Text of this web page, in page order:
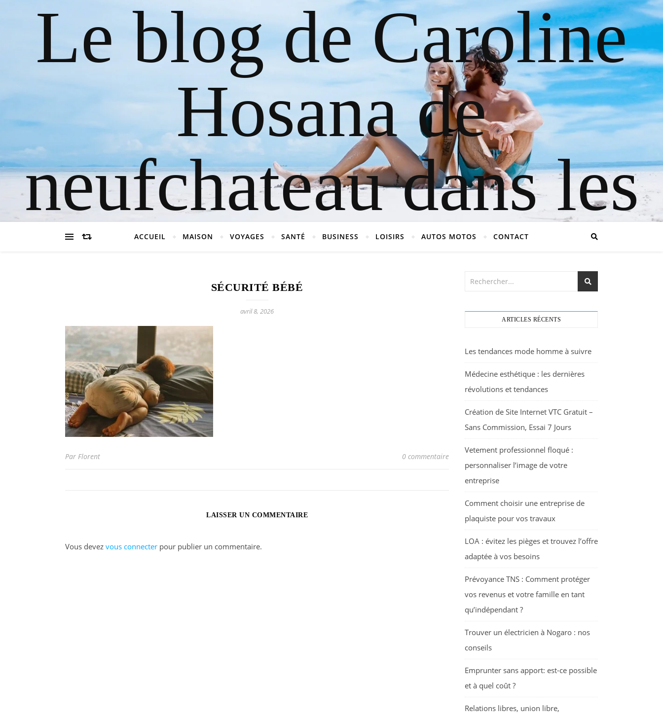
Le blog de Caroline
Hosana de
neufchateau dans les
vosges
ACCUEIL MAISON VOYAGES SANTÉ BUSINESS LOISIRS AUTOS MOTOS CONTACT
SÉCURITÉ BÉBÉ
avril 8, 2026
Par Florent 0 commentaire
LAISSER UN COMMENTAIRE
Vous devez vous connecter pour publier un commentaire.
ARTICLES RÉCENTS
Les tendances mode homme à suivre
Médecine esthétique : les dernières
révolutions et tendances
Création de Site Internet VTC Gratuit –
Sans Commission, Essai 7 Jours
Vetement professionnel floqué :
personnaliser l’image de votre
entreprise
Comment choisir une entreprise de
plaquiste pour vos travaux
LOA : évitez les pièges et trouvez l’offre
adaptée à vos besoins
Prévoyance TNS : Comment protéger
vos revenus et votre famille en tant
qu’indépendant ?
Trouver un électricien à Nogaro : nos
conseils
Emprunter sans apport: est-ce possible
et à quel coût ?
Relations libres, union libre,